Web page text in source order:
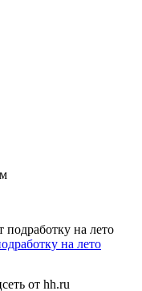
на лето